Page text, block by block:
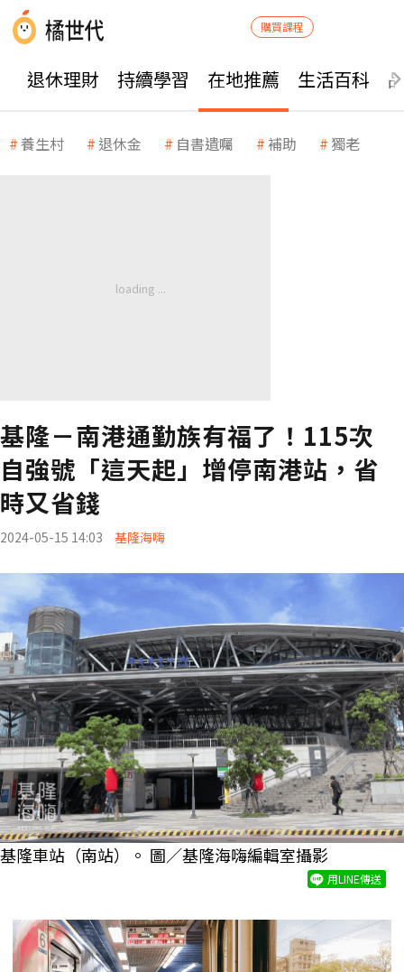
購買課程
退休理財 持續學習 在地推薦 生活百科
養生村 退休金 自書遺囑 補助 獨老
基隆－南港通勤族有福了！115次
自強號「這天起」增停南港站，省
時又省錢
2024-05-15 14:03 基隆海嗨
基隆車站（南站）。 圖／基隆海嗨編輯室攝影
用LINE傳送